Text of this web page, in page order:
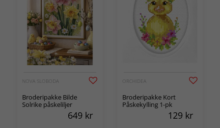
NOVA SLOBODA
Broderipakke Bilde
Solrike påskeliljer
649 kr
ORCHIDEA
Broderipakke Kort
Påskekylling 1-pk
129 kr